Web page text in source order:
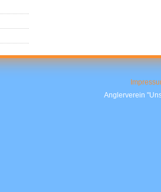
Anglerverein